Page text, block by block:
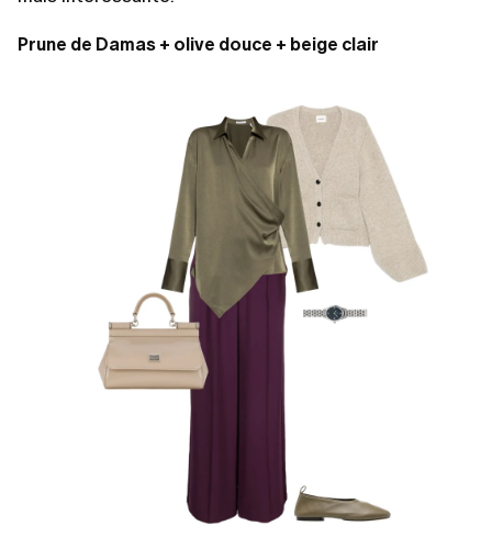
Prune de Damas + olive douce + beige clair